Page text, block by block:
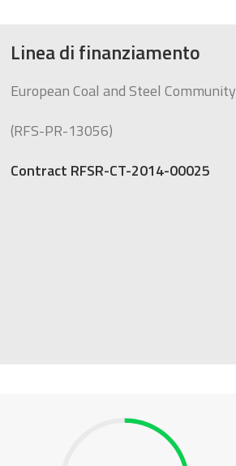
Linea di finanziamento
European Coal and Steel Community
(RFS-PR-13056)
Contract RFSR-CT-2014-00025